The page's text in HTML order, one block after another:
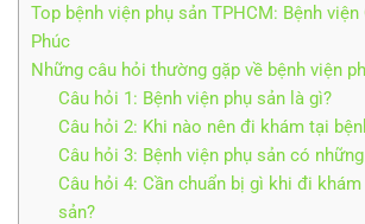
Top bệnh viện phụ sản TPHCM: Bệnh
Phúc
Những câu hỏi thường gặp về bệnh viện
Câu hỏi 1: Bệnh viện phụ sản là gì?
Câu hỏi 2: Khi nào nên đi khám tại
Câu hỏi 3: Bệnh viện phụ sản có
Câu hỏi 4: Cần chuẩn bị gì khi đi
sản?